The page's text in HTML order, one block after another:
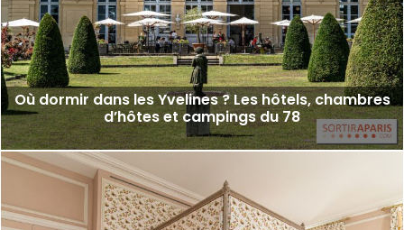
Où dormir dans les Yvelines ? Les hôtels, chambres
d’hôtes et campings du 78